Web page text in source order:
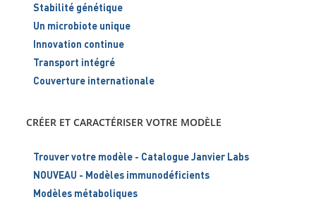
Stabilité génétique
Un microbiote unique
Innovation continue
Transport intégré
Couverture internationale
CRÉER ET CARACTÉRISER VOTRE MODÈLE
Trouver votre modèle - Catalogue Janvier Labs
NOUVEAU - Modèles immunodéficients
Modèles métaboliques